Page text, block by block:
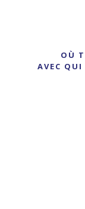
OÙ
AVEC QUI